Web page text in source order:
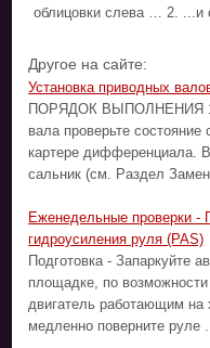
облицовки слева … 2. ...и
Другое на сайте:
Установка приводных
ПОРЯДОК ВЫПОЛНЕНИЯ 1.
вала проверьте состояние
картере дифференциала.
сальник (см. Раздел
Еженедельные проверки -
гидроусиления руля (PAS)
Подготовка - Запаркуйте
площадке, по
двигатель работающим на
медленно поверните руле ...